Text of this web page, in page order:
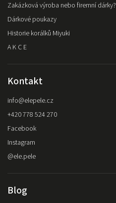
Zakázková výroba nebo firemní dárky?
Dárkové poukazy
Historie korálků Miyuki
A K C E
Kontakt
info@elepele.cz
+420 778 524 270
Facebook
Instagram
@ele.pele
Blog